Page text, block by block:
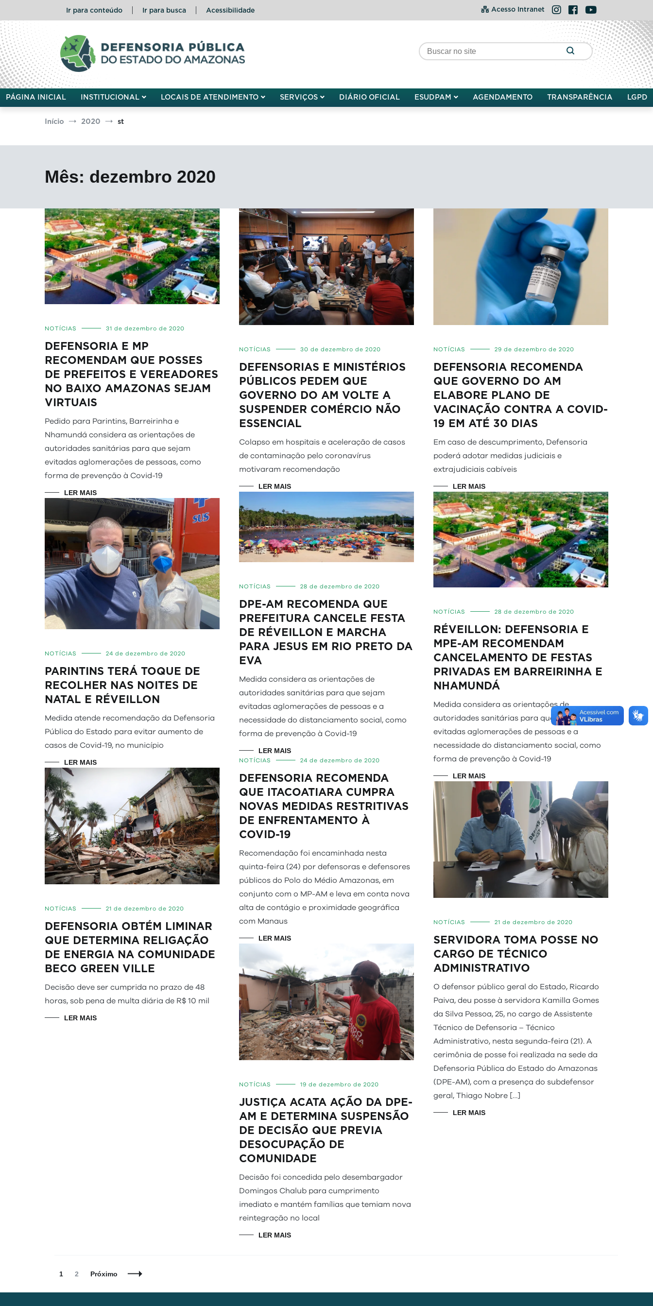
o
conteúdo
Ir para conteúdo Ir para busca Acessibilidade Acesso Intranet Instagram
FacebookYouTube
Defensoria Pública do Estado do Amazonas
PÁGINA INICIAL INSTITUCIONAL LOCAIS DE ATENDIMENTO SERVIÇOS DIÁRIO OFICIAL ESUDPAM AGENDAMENTO TRANSPARÊNCIA LGPD
Início 2020 st
Mês: dezembro 2020
NOTÍCIAS 31 de dezembro de 2020
DEFENSORIA E MP
RECOMENDAM QUE POSSES
DE PREFEITOS E VEREADORES
NO BAIXO AMAZONAS SEJAM
VIRTUAIS
Pedido para Parintins, Barreirinha e
Nhamundá considera as orientações de
autoridades sanitárias para que sejam
evitadas aglomerações de pessoas, como
forma de prevenção à Covid-19
LER MAIS
NOTÍCIAS 30 de dezembro de 2020
DEFENSORIAS E MINISTÉRIOS
PÚBLICOS PEDEM QUE
GOVERNO DO AM VOLTE A
SUSPENDER COMÉRCIO NÃO
ESSENCIAL
Colapso em hospitais e aceleração de casos
de contaminação pelo coronavírus
motivaram recomendação
LER MAIS
NOTÍCIAS 29 de dezembro de 2020
DEFENSORIA RECOMENDA
QUE GOVERNO DO AM
ELABORE PLANO DE
VACINAÇÃO CONTRA A COVID-
19 EM ATÉ 30 DIAS
Em caso de descumprimento, Defensoria
poderá adotar medidas judiciais e
extrajudiciais cabíveis
LER MAIS
NOTÍCIAS 28 de dezembro de 2020
DPE-AM RECOMENDA QUE
PREFEITURA CANCELE FESTA
DE RÉVEILLON E MARCHA
PARA JESUS EM RIO PRETO DA
EVA
Medida considera as orientações de
autoridades sanitárias para que sejam
evitadas aglomerações de pessoas e a
necessidade do distanciamento social, como
forma de prevenção à Covid-19
LER MAIS
NOTÍCIAS 28 de dezembro de 2020
RÉVEILLON: DEFENSORIA E
MPE-AM RECOMENDAM
CANCELAMENTO DE FESTAS
PRIVADAS EM BARREIRINHA E
NHAMUNDÁ
Medida considera as orientações de
autoridades sanitárias para que sejam
evitadas aglomerações de pessoas e a
necessidade do distanciamento social, como
forma de prevenção à Covid-19
LER MAIS
NOTÍCIAS 24 de dezembro de 2020
PARINTINS TERÁ TOQUE DE
RECOLHER NAS NOITES DE
NATAL E RÉVEILLON
Medida atende recomendação da Defensoria
Pública do Estado para evitar aumento de
casos de Covid-19, no município
LER MAIS NOTÍCIAS 24 de dezembro de 2020
DEFENSORIA RECOMENDA
QUE ITACOATIARA CUMPRA
NOVAS MEDIDAS RESTRITIVAS
DE ENFRENTAMENTO À
COVID-19
Recomendação foi encaminhada nesta
quinta-feira (24) por defensoras e defensores
públicos do Polo do Médio Amazonas, em
conjunto com o MP-AM e leva em conta nova
alta de contágio e proximidade geográfica
com Manaus
LER MAIS
NOTÍCIAS 21 de dezembro de 2020
DEFENSORIA OBTÉM LIMINAR
QUE DETERMINA RELIGAÇÃO
DE ENERGIA NA COMUNIDADE
BECO GREEN VILLE
Decisão deve ser cumprida no prazo de 48
horas, sob pena de multa diária de R$ 10 mil
LER MAIS
NOTÍCIAS 21 de dezembro de 2020
SERVIDORA TOMA POSSE NO
CARGO DE TÉCNICO
ADMINISTRATIVO
O defensor público geral do Estado, Ricardo
Paiva, deu posse à servidora Kamilla Gomes
da Silva Pessoa, 25, no cargo de Assistente
Técnico de Defensoria – Técnico
Administrativo, nesta segunda-feira (21). A
cerimônia de posse foi realizada na sede da
Defensoria Pública do Estado do Amazonas
(DPE-AM), com a presença do subdefensor
geral, Thiago Nobre […]
LER MAIS
NOTÍCIAS 19 de dezembro de 2020
JUSTIÇA ACATA AÇÃO DA DPE-
AM E DETERMINA SUSPENSÃO
DE DECISÃO QUE PREVIA
DESOCUPAÇÃO DE
COMUNIDADE
Decisão foi concedida pelo desembargador
Domingos Chalub para cumprimento
imediato e mantém famílias que temiam nova
reintegração no local
LER MAIS
Navegação
Página
1 Página
2 Próximo